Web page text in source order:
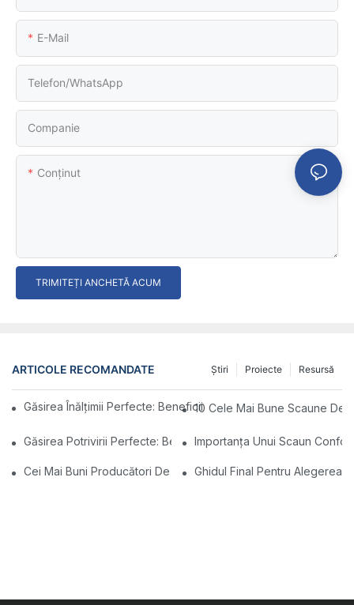
E-Mail
Telefon/WhatsApp
Companie
Conţinut
TRIMITEȚI ANCHETĂ ACUM
ARTICOLE RECOMANDATE Resursă
Proiecte
Ştiri
Găsirea Înălțimii Perfecte: Beneficiile Scaunelor De Laborator
10 Cele Mai Bune Scaune De
Găsirea Potrivirii Perfecte: Beneficiile Scaunelor De Laborator
Importanța Unui Scaun
Cei Mai Buni Producători De Scaune Stomatologice Din China:
Ghidul Final Pentru Alegerea